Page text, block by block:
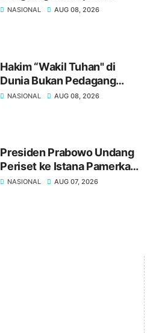
Government Institution
Ucapan Selamat
NASIONAL AUG 08, 2026
Hakim “Wakil Tuhan" di
Dunia Bukan Pedagang
Putusan
NASIONAL AUG 08, 2026
Presiden Prabowo Undang
Periset ke Istana Pamerkan
Hasil Riset
NASIONAL AUG 07, 2026